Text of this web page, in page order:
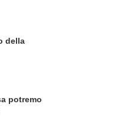
della
potremo